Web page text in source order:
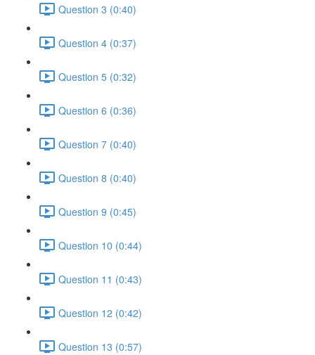
Question 3 (0:40)
Question 4 (0:37)
Question 5 (0:32)
Question 6 (0:36)
Question 7 (0:40)
Question 8 (0:40)
Question 9 (0:45)
Question 10 (0:44)
Question 11 (0:43)
Question 12 (0:42)
Question 13 (0:57)